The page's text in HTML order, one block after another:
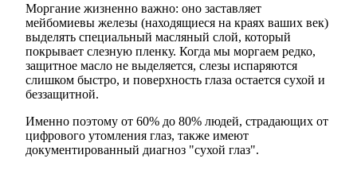
Моргание жизненно важно: оно заставляет
мейбомиевы железы (находящиеся на краях ваших век)
выделять специальный масляный слой, который
покрывает слезную пленку. Когда мы моргаем редко,
защитное масло не выделяется, слезы испаряются
слишком быстро, и поверхность глаза остается сухой и
беззащитной.
Именно поэтому от 60% до 80% людей, страдающих от
цифрового утомления глаз, также имеют
документированный диагноз "сухой глаз".